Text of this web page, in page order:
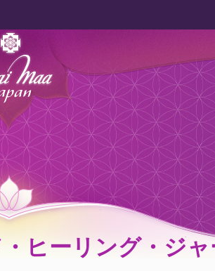
ヒーリング・ジ